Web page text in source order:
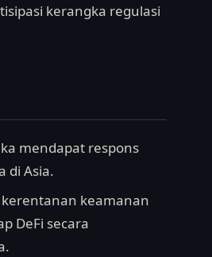
kerangka regulasi
mendapat respons
di Asia.
keamanan
DeFi secara